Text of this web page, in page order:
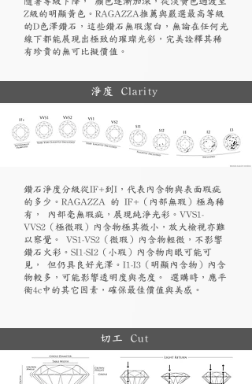
Z級的明顯黃色。RAGAZZA推薦與嚴選最高等級
的D色澤鑽石，這些鑽石無瑕潔白，無論在任何光
線下都能展現出極致的璀璨光彩，完美詮釋其稀
有珍貴的無可比擬價值。
淨度 Clarity
鑽石淨度分級從IF+到I，代表內含物與表面瑕疵
的多少。RAGAZZA 的 IF+（內部無瑕）極為稀
有， 內部毫無瑕疵，展現純淨光彩。VVS1-
VVS2（極微瑕）內含物極其微小，放大檢視亦難
以察覺。 VS1-VS2（微瑕）內含物輕微，不影響
鑽石火彩。SI1-SI2（小瑕）內含物肉眼可能可
見， 但仍具良好光澤。I1-I3（明顯內含物）內含
物較多，可能影響透明度與亮度。 選購時，應平
衡4c中的其它因素，確保最佳價值與美感。
切工 Cut